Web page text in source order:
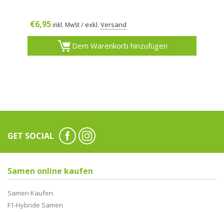
€6,95 inkl. MwSt/ exkl. Versand
Dem Warenkorb hinzufügen
GET SOCIAL
Samen online kaufen
Samen Kaufen
F1-Hybride Samen